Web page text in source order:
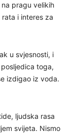
pragu velikih
i interes za
u svjesnosti, i
toga,
izdigao iz voda.
ljudska rasa
svijeta. Nismo